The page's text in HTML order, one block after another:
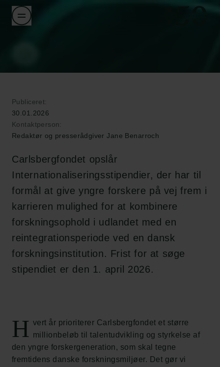
Publiceret:
30.01.2026
Kontaktperson:
Redaktør og presserådgiver Jane Benarroch
Carlsbergfondet opslår
Internationaliseringsstipendier, der har til
formål at give yngre forskere på vej frem i
karrieren mulighed for at kombinere
forskningsophold i udlandet med en
reintegrationsperiode ved en dansk
forskningsinstitution. Frist for at søge
stipendiet er den 1. april 2026.
H
vert år prioriterer Carlsbergfondet et større
millionbeløb til talentudvikling og styrkelse af
den yngre forskergeneration, som skal tegne
fremtidens danske forskningsmiljøer. Det gør vi